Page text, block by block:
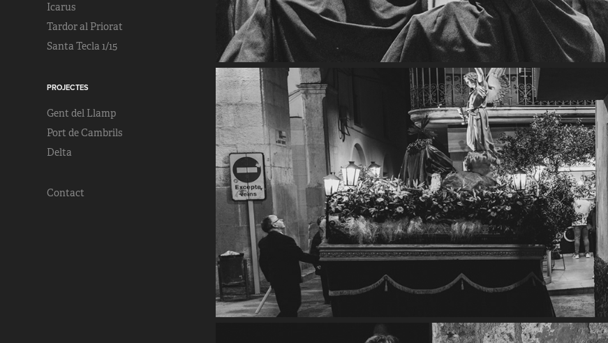
Icarus
Tardor al Priorat
Santa Tecla 1/15
PROJECTES
Gent del Llamp
Port de Cambrils
Delta
Contact